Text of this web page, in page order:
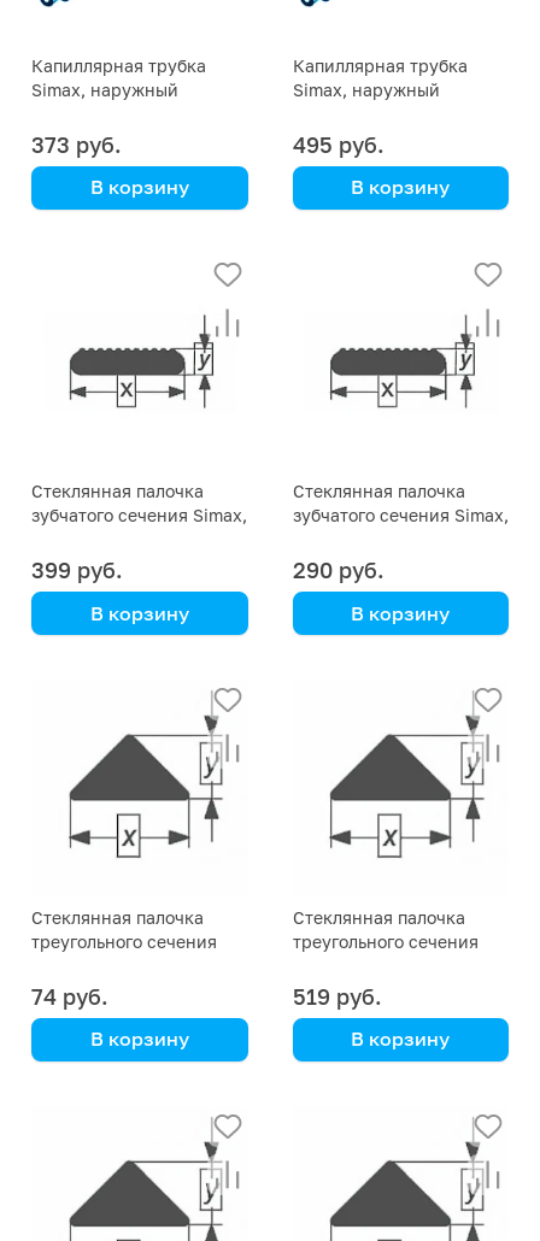
Капиллярная трубка
Simax, наружный
внутренний диаметр 0,8
мм
373 руб.
В корзину
Капиллярная трубка
Simax, наружный
внутренний диаметр 0,8
мм
495 руб.
В корзину
Стеклянная палочка
зубчатого сечения Simax,
399 руб.
В корзину
Стеклянная палочка
зубчатого сечения Simax,
290 руб.
В корзину
Стеклянная палочка
треугольного сечения
74 руб.
В корзину
Стеклянная палочка
треугольного сечения
519 руб.
В корзину